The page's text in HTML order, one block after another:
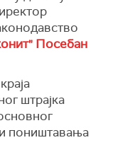
Посебан
штрајка
поништавања